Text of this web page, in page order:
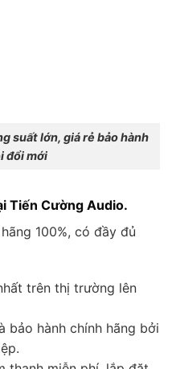
suất lớn, giá rẻ bảo hành
đổi mới
Tiến Cường Audio.
100%, có đầy đủ
trên thị trường lên
bảo hành chính hãng bởi